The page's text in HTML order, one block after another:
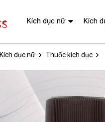
Kích dục nữ Thuốc kích dục
Kích dục nữ Kích